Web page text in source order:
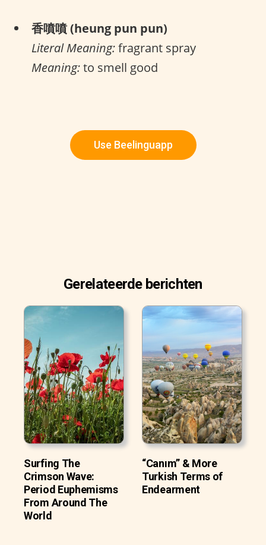
香噴噴 (heung pun pun)
Literal Meaning:fragrant spray
Meaning:to smell good
Use Beelinguapp
Gerelateerde berichten
Surfing The
Crimson Wave:
Period Euphemisms
From Around The
World
“Canım” & More
Turkish Terms of
Endearment